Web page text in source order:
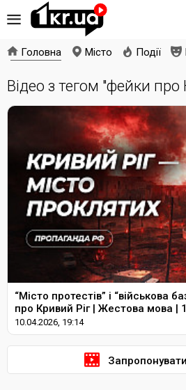
Головна Місто Події
Відео з тегом "фейки про
“Місто протестів” і “військова
про Кривий Ріг | Жестова мова |
10.04.2026, 19:14